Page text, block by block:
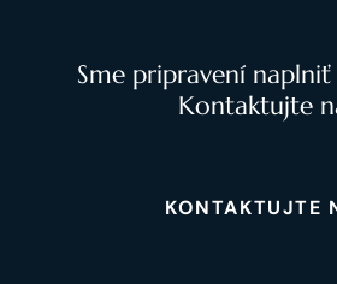
Sme pripravení naplniť
Kontaktujte
KONTAKTUJTE